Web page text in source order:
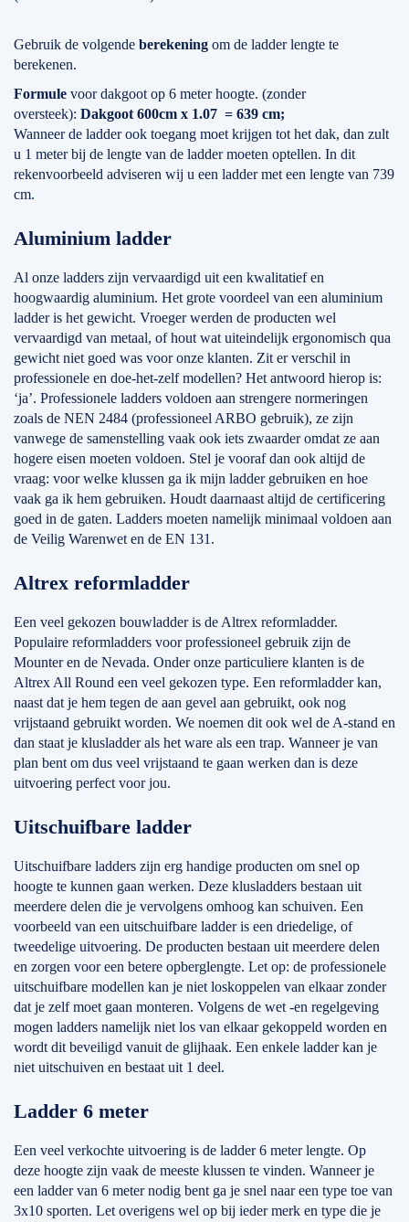
Gebruik de volgende berekening om de ladder lengte te
berekenen.
Formule voor dakgoot op 6 meter hoogte. (zonder
oversteek): Dakgoot 600cm x 1.07 = 639 cm;
Wanneer de ladder ook toegang moet krijgen tot het dak, dan zult
u 1 meter bij de lengte van de ladder moeten optellen. In dit
rekenvoorbeeld adviseren wij u een ladder met een lengte van 739
cm.
Aluminium ladder
Al onze ladders zijn vervaardigd uit een kwalitatief en
hoogwaardig aluminium. Het grote voordeel van een aluminium
ladder is het gewicht. Vroeger werden de producten wel
vervaardigd van metaal, of hout wat uiteindelijk ergonomisch qua
gewicht niet goed was voor onze klanten. Zit er verschil in
professionele en doe-het-zelf modellen? Het antwoord hierop is:
‘ja’. Professionele ladders voldoen aan strengere normeringen
zoals de NEN 2484 (professioneel ARBO gebruik), ze zijn
vanwege de samenstelling vaak ook iets zwaarder omdat ze aan
hogere eisen moeten voldoen. Stel je vooraf dan ook altijd de
vraag: voor welke klussen ga ik mijn ladder gebruiken en hoe
vaak ga ik hem gebruiken. Houdt daarnaast altijd de certificering
goed in de gaten. Ladders moeten namelijk minimaal voldoen aan
de Veilig Warenwet en de EN 131.
Altrex reformladder
Een veel gekozen bouwladder is de Altrex reformladder.
Populaire reformladders voor professioneel gebruik zijn de
Mounter en de Nevada. Onder onze particuliere klanten is de
Altrex All Round een veel gekozen type. Een reformladder kan,
naast dat je hem tegen de aan gevel aan gebruikt, ook nog
vrijstaand gebruikt worden. We noemen dit ook wel de A-stand en
dan staat je klusladder als het ware als een trap. Wanneer je van
plan bent om dus veel vrijstaand te gaan werken dan is deze
uitvoering perfect voor jou.
Uitschuifbare ladder
Uitschuifbare ladders zijn erg handige producten om snel op
hoogte te kunnen gaan werken. Deze klusladders bestaan uit
meerdere delen die je vervolgens omhoog kan schuiven. Een
voorbeeld van een uitschuifbare ladder is een driedelige, of
tweedelige uitvoering. De producten bestaan uit meerdere delen
en zorgen voor een betere opberglengte. Let op: de professionele
uitschuifbare modellen kan je niet loskoppelen van elkaar zonder
dat je zelf moet gaan monteren. Volgens de wet -en regelgeving
mogen ladders namelijk niet los van elkaar gekoppeld worden en
wordt dit beveiligd vanuit de glijhaak. Een enkele ladder kan je
niet uitschuiven en bestaat uit 1 deel.
Ladder 6 meter
Een veel verkochte uitvoering is de ladder 6 meter lengte. Op
deze hoogte zijn vaak de meeste klussen te vinden. Wanneer je
een ladder van 6 meter nodig bent ga je snel naar een type toe van
3x10 sporten. Let overigens wel op bij ieder merk en type die je